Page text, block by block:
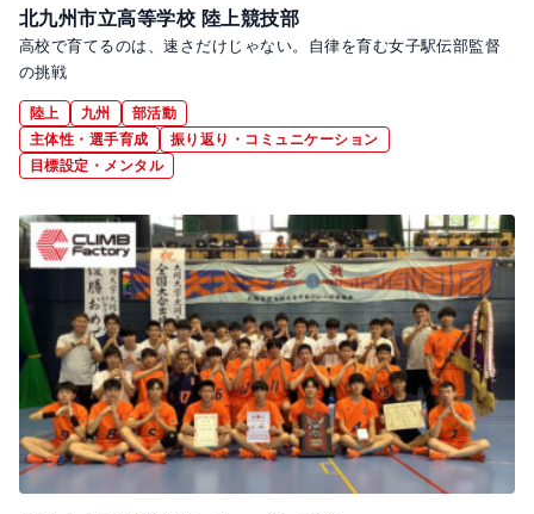
北九州市立高等学校 陸上競技部
高校で育てるのは、速さだけじゃない。自律を育む女子駅伝部監督
の挑戦
陸上 九州
部活動
主体性・選手育成
振り返り・コミュニケーション
目標設定・メンタル